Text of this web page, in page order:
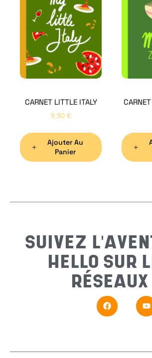
CARNET LITTLE ITALY
9,90 €
Ajouter Au
Panier
SUIVEZ
HELLO SUR
RÉSEAUX